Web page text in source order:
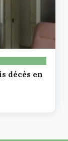
décès en